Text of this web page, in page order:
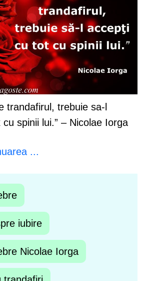
trandafirul, trebuie sa-l
spinii lui.” – Nicolae Iorga
...
iubire
Nicolae Iorga